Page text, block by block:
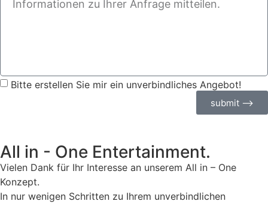
Bitte erstellen Sie mir ein unverbindliches Angebot!
submit ⟶
All in - One Entertainment.
Vielen Dank für Ihr Interesse an unserem All in – One
Konzept.
In nur wenigen Schritten zu Ihrem unverbindlichen